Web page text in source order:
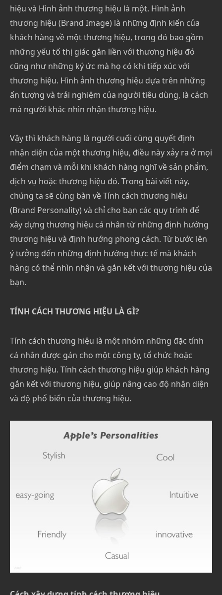
hiệu và Hình ảnh thương hiệu là một. Hình ảnh
thương hiệu (Brand Image) là những định kiến của
khách hàng về một thương hiệu, trong đó bao gồm
những yếu tố thị giác gắn liền với thương hiệu đó
cũng như những ký ức mà họ có khi tiếp xúc với
thương hiệu. Hình ảnh thương hiệu dựa trên những
ấn tượng và trải nghiệm của người tiêu dùng, là cách
mà người khác nhìn nhận thương hiệu.
Vậy thì khách hàng là người cuối cùng quyết định
nhận diện của một thương hiệu, điều này xảy ra ở mọi
điểm chạm và mỗi khi khách hàng nghĩ về sản phẩm,
dịch vụ hoặc thương hiệu đó. Trong bài viết này,
chúng ta sẽ cùng bàn về Tính cách thương hiệu
(Brand Personality) và chỉ cho bạn các quy trình để
xây dựng thương hiệu cá nhân từ những định hướng
thương hiệu và định hướng phong cách. Từ bước lên
ý tưởng đến những định hướng thực tế mà khách
hàng có thể nhìn nhận và gắn kết với thương hiệu của
bạn.
TÍNH CÁCH THƯƠNG HIỆU LÀ GÌ?
Tính cách thương hiệu là một nhóm những đặc tính
cá nhân được gán cho một công ty, tổ chức hoặc
thương hiệu. Tính cách thương hiệu giúp khách hàng
gắn kết với thương hiệu, giúp nâng cao độ nhận diện
và độ phổ biến của thương hiệu.